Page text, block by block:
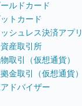
ルドカード
トカード
シュレス決済アプリ
産取引所
取引（仮想通貨）
金取引（仮想通貨）
ドバイザー